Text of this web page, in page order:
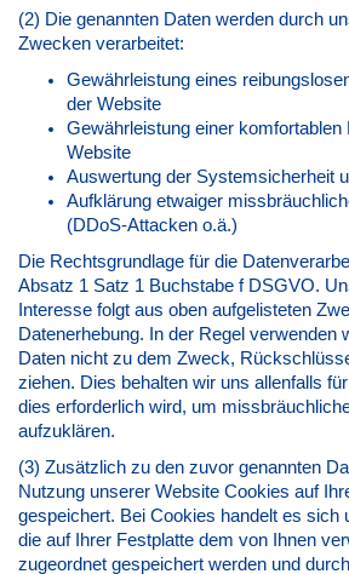
(2) Die genannten Daten werden durch
Zwecken verarbeitet:
Gewährleistung eines
der Website
Gewährleistung einer komfortablen
Website
Auswertung der Systemsicherheit
Aufklärung etwaiger
(DDoS-Attacken o.ä.)
Die Rechtsgrundlage für die
Absatz 1 Satz 1 Buchstabe f DSGVO.
Interesse folgt aus oben aufgelisteten
Datenerhebung. In der Regel verwenden
Daten nicht zu dem Zweck,
ziehen. Dies behalten wir uns allenfalls
dies erforderlich wird, um
aufzuklären.
(3) Zusätzlich zu den zuvor genannten
Nutzung unserer Website Cookies auf
gespeichert. Bei Cookies handelt es sich
die auf Ihrer Festplatte dem von Ihnen
zugeordnet gespeichert werden und